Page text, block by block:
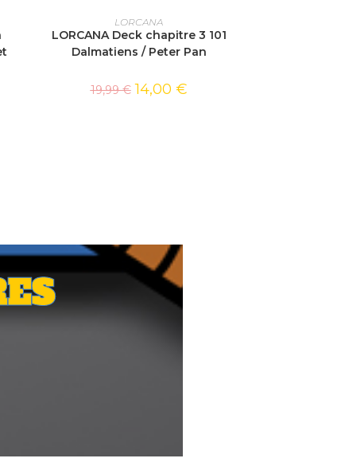
AJOUTER AU PANIER
LORCANA
LORCANA Deck chapitre 3 101
Dalmatiens / Peter Pan
19,99€ 14,00 €